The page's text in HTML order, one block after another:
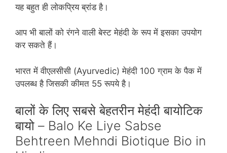
यह बहुत ही लोकप्रिय ब्रांड है।
आप भी बालों को रंगने वाली बेस्‍ट मेहंदी के रूप में इसका उपयोग
कर सकते हैं।
भारत में वीएलसीसी (Ayurvedic) मेहंदी 100 ग्राम के पैक में
उपलब्‍ध है जिसकी कीमत 55 रूपये है।
बालों के लिए सबसे बेहतरीन मेहंदी बायोटिक
बायो – Balo Ke Liye Sabse
Behtreen Mehndi Biotique Bio in